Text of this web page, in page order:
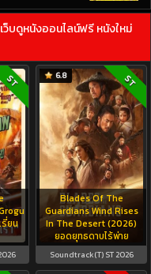
บดูหนังออนไลน์ฟรี หนังใหม่
ยน
ST
Blades Of The
Guardians Wind Rises
In The Desert (2026)
ยอดยุทธดาบไร้พ่าย
6.8 ST
Soundtrack(T) ST 2026